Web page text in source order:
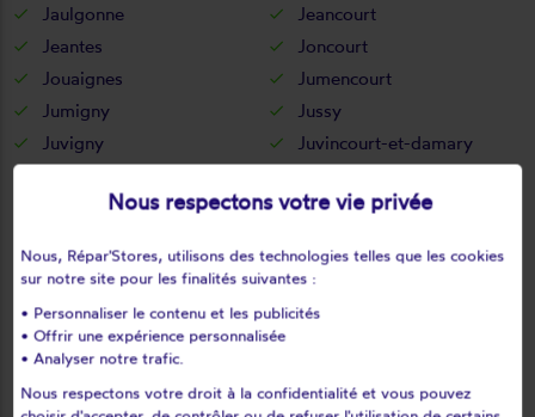
Jaulgonne
Jeancourt
Jeantes
Joncourt
Jouaignes
Jumencourt
Jumigny
Jussy
Juvigny
Juvincourt-et-damary
La celle-sous-montmirail
La chapelle-monthodon
La fère
La ferté-chevresis
La ferté-milon
La hérie
La malmaison
La neuville-en-beine
La neuville-lès-dorengt
La vallée-au-blé
Nous respectons votre vie privée
Nous, Répar'Stores, utilisons des technologies telles que les cookies
sur notre site pour les finalités suivantes :
• Personnaliser le contenu et les publicités
• Offrir une expérience personnalisée
• Analyser notre trafic.
Nous respectons votre droit à la confidentialité et vous pouvez